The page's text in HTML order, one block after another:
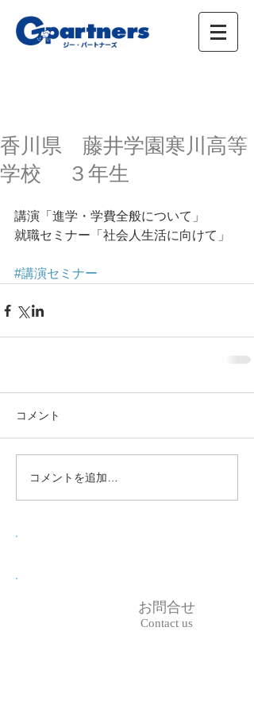
香川県 藤井学園寒川高等
学校 ３年生
講演「進学・学費全般について」
就職セミナー「社会人生活に向けて」
#講演セミナー
コメント
コメントを追加…
お問合せ
Contact us